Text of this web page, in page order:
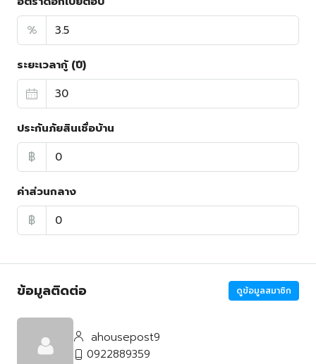
%
ระยะเวลากู้ (ปี)
ประกันภัยสินเชื่อบ้าน
฿
ค่าส่วนกลาง
฿
ข้อมูลติดต่อ ดูข้อมูลสมาชิก
ahousepost9
0922889359